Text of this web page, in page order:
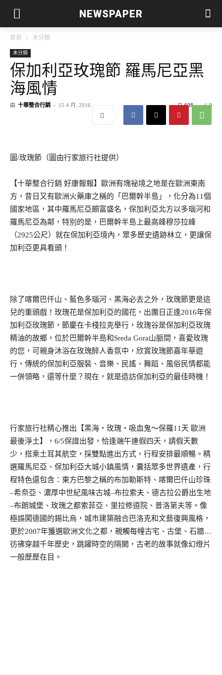
NEWSPAPER
首頁 未分類
未分類
保加利亞玫瑰節 羅馬尼亞黑
海風情
由 十華整合行銷 - 15 4 月, 2016 0
608
圖/玫瑰節（圖由行家旅行社提供）
【十華整合行銷 好康報報】歐洲有塊祕境之地是在歐洲東南
方，昔日又有歐洲火藥庫之稱的「巴爾幹半島」，化分為11個
國家地區，其中羅馬尼亞頗富盛名，保加利亞北方以多瑙河和
羅馬尼亞為鄰，特別的是，巴爾幹半島上最高峰穆莎拉峰
（2925公尺）就在保加利亞境內，眾多歷史遺跡林立，更讓保
加利亞更具看頭！
除了喀爾巴仟山、藍色多瑙河、黑海必去之外，玫瑰節更是這
兒的重頭戲！玫瑰花是保加利亞的國花，出團日正逢2016年保
加利亞玫瑰節，節慶在卡棧拉克舉行，玫瑰谷是保加利亞玫瑰
精油的故鄉，位於巴爾幹半島和Sreda Gora山脈間，喜愛玫瑰
的您，可親身沐浴在玫瑰醉人香氛中，欣賞玫瑰節嘉年華遊
行，傳統的保加利亞服裝、音樂、民謠、舞蹈、風俗民情都能
一併領略，還等什麼？現在，就是造訪保加利亞的最佳時機！
行家旅行社精心推出【黑海‧玫瑰‧吸血鬼～保羅11 天 歐洲
最後淨土】， 6/5保證出發，恰逢端午連假四天，請假天數
少，搭乘土耳其航空，採雙點進出方式，行程安排最順暢。精
選羅馬尼亞、保加利亞大城小鎮風情，囊括眾多世界遺產，行
程特色還包含：東方巴黎之稱的布加勒斯特、喀爾巴仟山珍珠
–希奈亞、濃厚中世紀風味古城–布拉索夫、德古拉公爵出生地
–布朗城堡、玫瑰之都索菲亞、里拉修道院、普洛第夫等。像
極誤闖德國的錫比烏，城市建築融合巴洛克和文藝復興風格，
更於2007年獲選歐洲文化之都，親觸每幢古宅、古堡、石牆…
彷彿穿越千年歷史，跳躍時空的隔閡，古老的故事就像幻燈片
一般歷歷在目。